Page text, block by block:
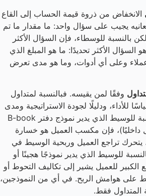
الانخفاض من ذروة قيمة الحساب إلى القاع
يجيب على سؤال واحد: ما مقدار ما تم
بالنسبة للوسطاء، فإن السؤال الأكثر
السؤال الأكثر تحديدًا: ما هو المبلغ الذي
وعلى أي أدوات، وما هو مدى تعرض
وفقًا لمن يقيسه. فبالنسبة لمتداول
للأداء، ودليلًا لجودة الاستراتيجية ومدى
تحمل المخاطر. أما بالنسبة للوسيط الذي يدير نموذج دفتر B-book
داخليًا)، فإن مكسب العميل هو خسارة
تراجع العميل وربحية الوسيط في
للوسيط الذي يدير نموذجًا هجينًا أو
الكبير للعميل يشير إلى تكاليف التحوط أو
على هوامش الربح. في أي من النموذجين،
المتداول فقط.